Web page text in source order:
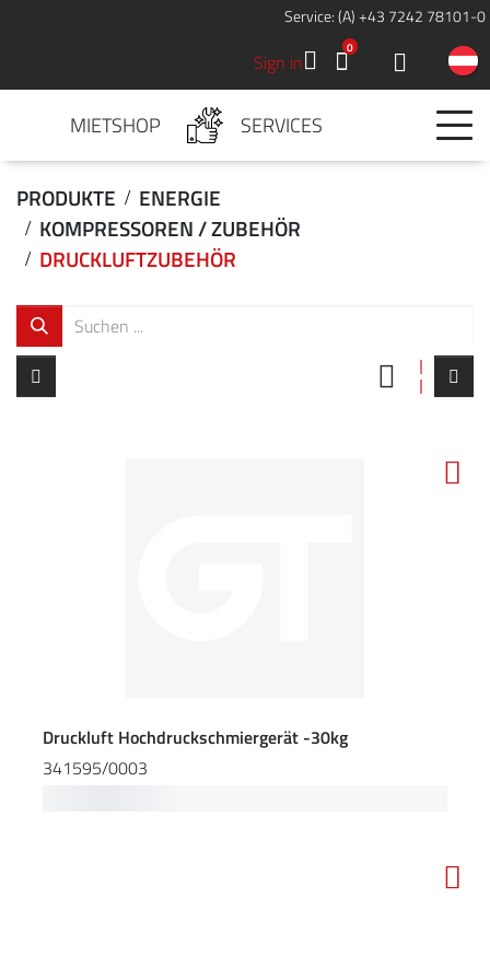
Service: (A) +43 7242 78101-0
Sign in
0
MIETSHOP SERVICES
PRODUKTE
ENERGIE
KOMPRESSOREN / ZUBEHÖR
DRUCKLUFTZUBEHÖR
Druckluft Hochdruckschmiergerät -30kg
341595/0003